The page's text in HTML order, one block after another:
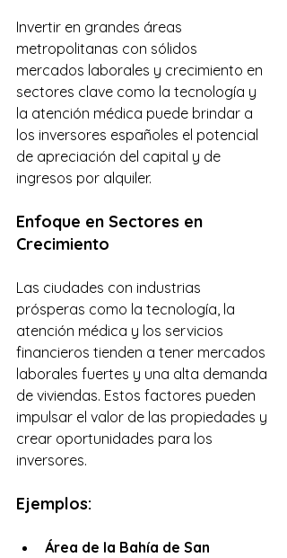
Invertir en grandes áreas
metropolitanas con sólidos
mercados laborales y crecimiento en
sectores clave como la tecnología y
la atención médica puede brindar a
los inversores españoles el potencial
de apreciación del capital y de
ingresos por alquiler.
Enfoque en Sectores en
Crecimiento
Las ciudades con industrias
prósperas como la tecnología, la
atención médica y los servicios
financieros tienden a tener mercados
laborales fuertes y una alta demanda
de viviendas. Estos factores pueden
impulsar el valor de las propiedades y
crear oportunidades para los
inversores.
Ejemplos:
Área de la Bahía de San